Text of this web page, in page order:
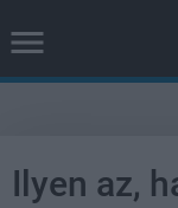
Ilyen az,